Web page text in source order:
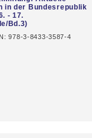
in der Bundesrepublik
- 17.
Bd.3)
978-3-8433-3587-4